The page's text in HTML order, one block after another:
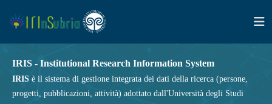
IRIS - Institutional Research Information System
IRIS è il sistema di gestione integrata dei dati della ricerca (persone,
progetti, pubblicazioni, attività) adottato dall'Università degli Studi